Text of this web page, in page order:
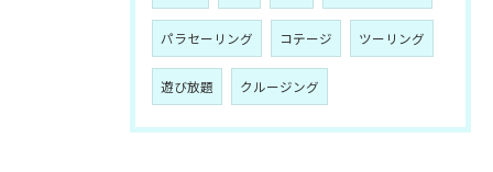
パラセーリング コテージ ツーリング
遊び放題 クルージング